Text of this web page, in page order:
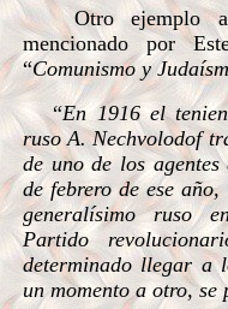
Otro ejemplo
mencionado por
“Comunismo y
“En 1916 el
ruso A. Nechvolodof
de uno de los
de febrero de ese
generalísimo ruso
Partido
determinado llegar a
un momento a otro, se